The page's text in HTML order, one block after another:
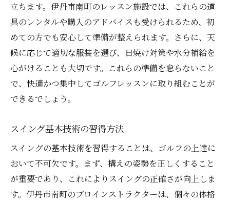
グループ内での意見交換による学びの深化
少人数制の環境での成果を上げる方法
参加者同士でのコミュニケーションの重要
小規模クラスで得られる指導の柔軟性
最新テクノロジーを活用したスイング分析がゴ
スイング分析の重要性とその効果
最新テクノロジーを用いたスイングデータ
の収集方法
データを基にした改善ポイントの特定
テクノロジー活用による技術向上の具体例
立ちます。伊丹市南町のレッスン施設では、これらの道
具のレンタルや購入のアドバイスも受けられるため、初
めての方でも安心して準備が整えられます。さらに、天
候に応じて適切な服装を選び、日焼け対策や水分補給を
心がけることも大切です。これらの準備を怠らないこと
で、快適かつ集中してゴルフレッスンに取り組むことが
できるでしょう。
スイング基本技術の習得方法
スイングの基本技術を習得することは、ゴルフの上達に
おいて不可欠です。まず、構えの姿勢を正しくすること
が重要であり、これによりスイングの正確さが向上しま
す。伊丹市南町のプロインストラクターは、個々の体格